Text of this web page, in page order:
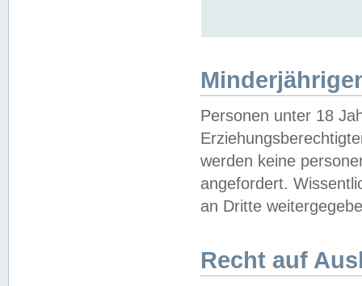
Personen unter 18
werden keine
angefordert.
an Dritte
Recht auf